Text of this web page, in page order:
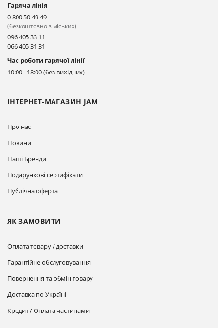
Київ, вул. Драгоманова 31-д
Прокласти маршрут
Київ, вул. Драгоманова 31-д
Прокласти маршрут
ІНТЕРНЕТ-МАГАЗИН JAM
Про нас
Новини
Наші Бренди
Подарункові сертифікати
Публічна оферта
ЯК ЗАМОВИТИ
Оплата товару / доставки
Гарантійне обслуговування
Повернення та обмін товару
Доставка по Україні
Кредит / Оплата частинами
Гаряча лінія
0 800 50 49 49
(безкоштовно з міських)
096 405 33 11
066 405 31 31
Час роботи гарячої лінії
10:00 - 18:00 (без вихідних)